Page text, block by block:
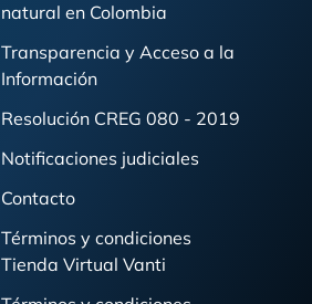
natural en Colombia
Transparencia y Acceso a la
Información
Resolución CREG 080 - 2019
Notificaciones judiciales
Contacto
Términos y condiciones
Tienda Virtual Vanti